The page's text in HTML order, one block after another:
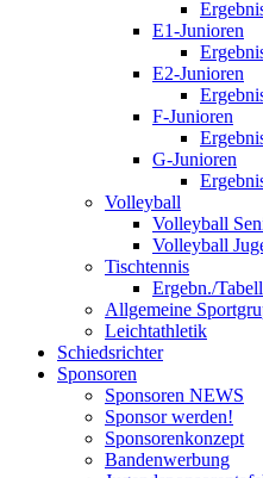
E1-Junioren
E2-Junioren
F-Junioren
G-Junioren
Volleyball
Volleyball
Volleyball
Tischtennis
Ergebn./
Allgemeine
Leichtathletik
Schiedsrichter
Sponsoren
Sponsoren NEWS
Sponsor werden!
Sponsorenkonzept
Bandenwerbung